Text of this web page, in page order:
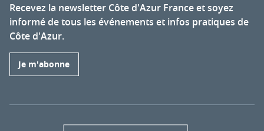
Recevez la newsletter Côte d'Azur France et soyez
informé de tous les événements et infos pratiques de
Côte d'Azur.
Je m'abonne